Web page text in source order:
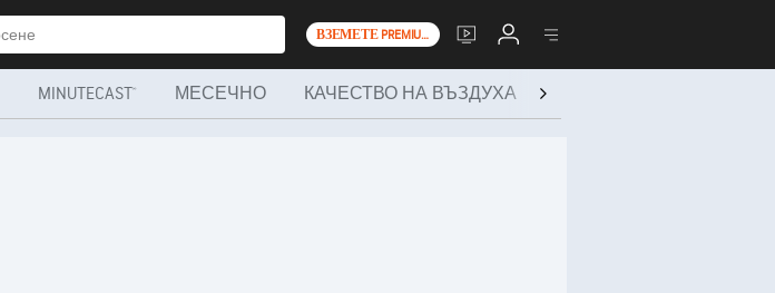
ВЗЕМЕТЕ PREMIUM+
MINUTECAST® МЕСЕЧНО КАЧЕСТВО НА ВЪЗДУХА